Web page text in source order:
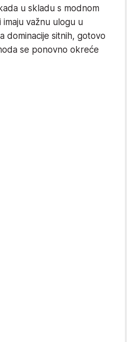
u skladu s modnom
važnu ulogu u
dominacije sitnih, gotovo
se ponovno okreće